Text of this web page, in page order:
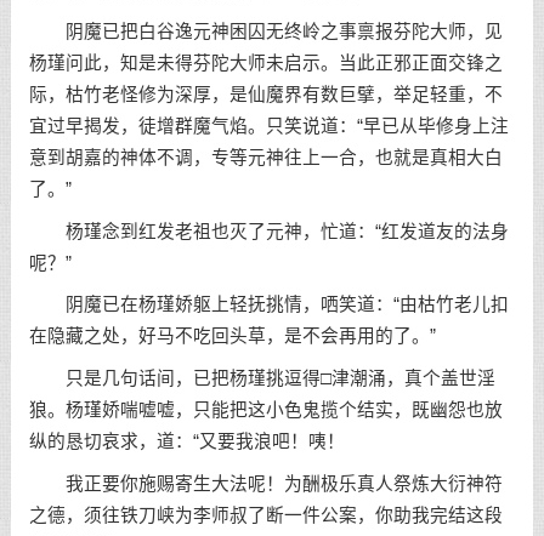
阴魔已把白谷逸元神困囚无终岭之事禀报芬陀大师，见
杨瑾问此，知是未得芬陀大师未启示。当此正邪正面交锋之
际，枯竹老怪修为深厚，是仙魔界有数巨擘，举足轻重，不
宜过早揭发，徒增群魔气焰。只笑说道：“早已从毕修身上注
意到胡嘉的神体不调，专等元神往上一合，也就是真相大白
了。”
杨瑾念到红发老祖也灭了元神，忙道：“红发道友的法身
呢？”
阴魔已在杨瑾娇躯上轻抚挑情，哂笑道：“由枯竹老儿扣
在隐藏之处，好马不吃回头草，是不会再用的了。”
只是几句话间，已把杨瑾挑逗得□津潮涌，真个盖世淫
狼。杨瑾娇喘嘘嘘，只能把这小色鬼揽个结实，既幽怨也放
纵的恳切哀求，道：“又要我浪吧！咦！
我正要你施赐寄生大法呢！为酬极乐真人祭炼大衍神符
之德，须往铁刀峡为李师叔了断一件公案，你助我完结这段